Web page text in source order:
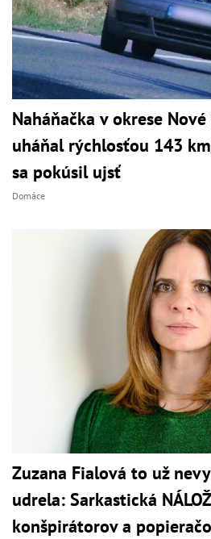
Naháňačka v okrese
uháňal rýchlosťou 143
sa pokúsil ujsť
Domáce
Zuzana Fialová to už
udrela: Sarkastická
konšpirátorov a